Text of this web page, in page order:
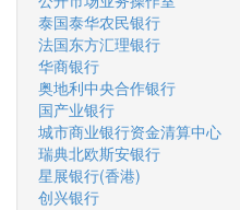
泰国泰华农民银行
法国东方汇理银行
华商银行
奥地利中央合作银行
国产业银行
城市商业银行资金清算中心
瑞典北欧斯安银行
星展银行(香港)
创兴银行